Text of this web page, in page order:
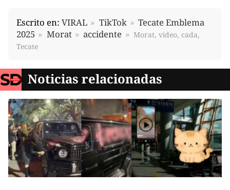
Escrito en: VIRAL TikTok
Tecate Emblema
2025
Morat accidente
Morat, video, cada,
Tecate
Noticias relacionadas